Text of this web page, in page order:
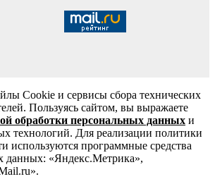
Cookie и сервисы сбора технических
Пользуясь сайтом, вы выражаете
обработки персональных данных и
технологий. Для реализации политики
используются программные средства
данных: «Яндекс.Метрика»,